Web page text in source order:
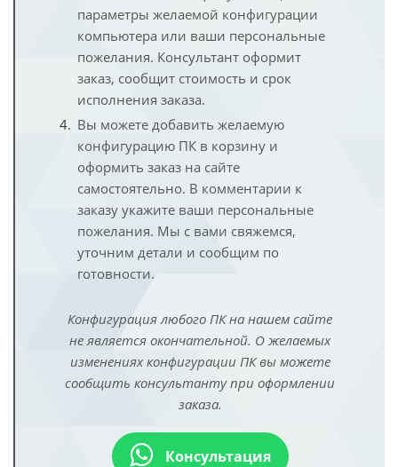
параметры желаемой конфигурации
компьютера или ваши персональные
пожелания. Консультант оформит
заказ, сообщит стоимость и срок
исполнения заказа.
Вы можете добавить желаемую
конфигурацию ПК в корзину и
оформить заказ на сайте
самостоятельно. В комментарии к
заказу укажите ваши персональные
пожелания. Мы с вами свяжемся,
уточним детали и сообщим по
готовности.
Конфигурация любого ПК на нашем сайте
не является окончательной. О желаемых
изменениях конфигурации ПК вы можете
сообщить консультанту при оформлении
заказа.
Консультация